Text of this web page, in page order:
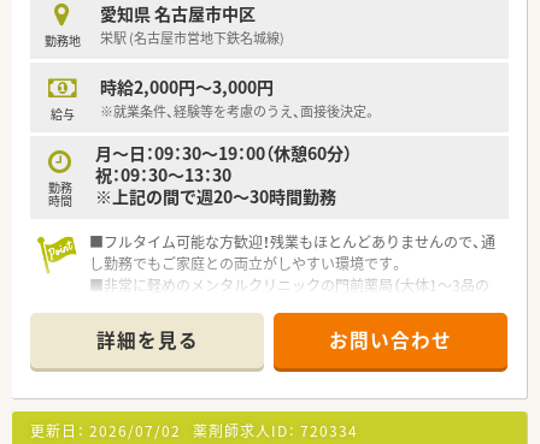
勤務地
愛知県 名古屋市中区
栄駅 (名古屋市営地下鉄名城線)
給与
時給2,000円～3,000円
※就業条件、経験等を考慮のうえ、面接後決定。
勤務
時間
月～日：09：30～19：00（休憩60分）
祝：09：30～13：30
※上記の間で週20～30時間勤務
■フルタイム可能な方歓迎！残業もほとんどありませんので、通
し勤務でもご家庭との両立がしやすい環境です。
■非常に軽めのメンタルクリニックの門前薬局（大体1～3品の
■地下鉄栄駅直結！
詳細を見る お問い合わせ
更新日： 2026/07/02 薬剤師求人ID： 720334